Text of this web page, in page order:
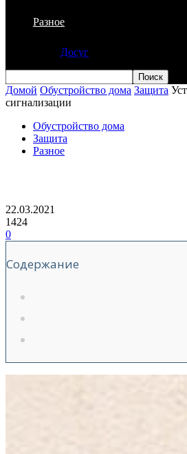
Разное
Досуг
Домой Обустройство дома Защита
сигнализации
Обустройство дома
Защита
Разное
22.03.2021
1424
0
Содержание